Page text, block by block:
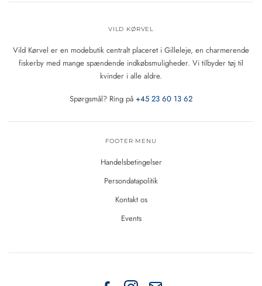
VILD KØRVEL
Vild Kørvel er en modebutik centralt placeret i Gilleleje, en charmerende
fiskerby med mange spændende indkøbsmuligheder. Vi tilbyder tøj til
kvinder i alle aldre.
Spørgsmål? Ring på +45 23 60 13 62
FOOTER MENU
Handelsbetingelser
Persondatapolitik
Kontakt os
Events